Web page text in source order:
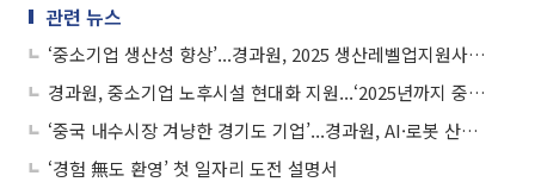
관련 뉴스
‘중소기업 생산성 향상’...경과원, 2025 생산레벨업지원사업으로 제조업 혁신 가속화
경과원, 중소기업 노후시설 현대화 지원...‘2025년까지 중소기업 지원 확대’
‘중국 내수시장 겨냥한 경기도 기업’...경과원, AI·로봇 산업으로 진출 가속화
‘경험 無도 환영’ 첫 일자리 도전 설명서